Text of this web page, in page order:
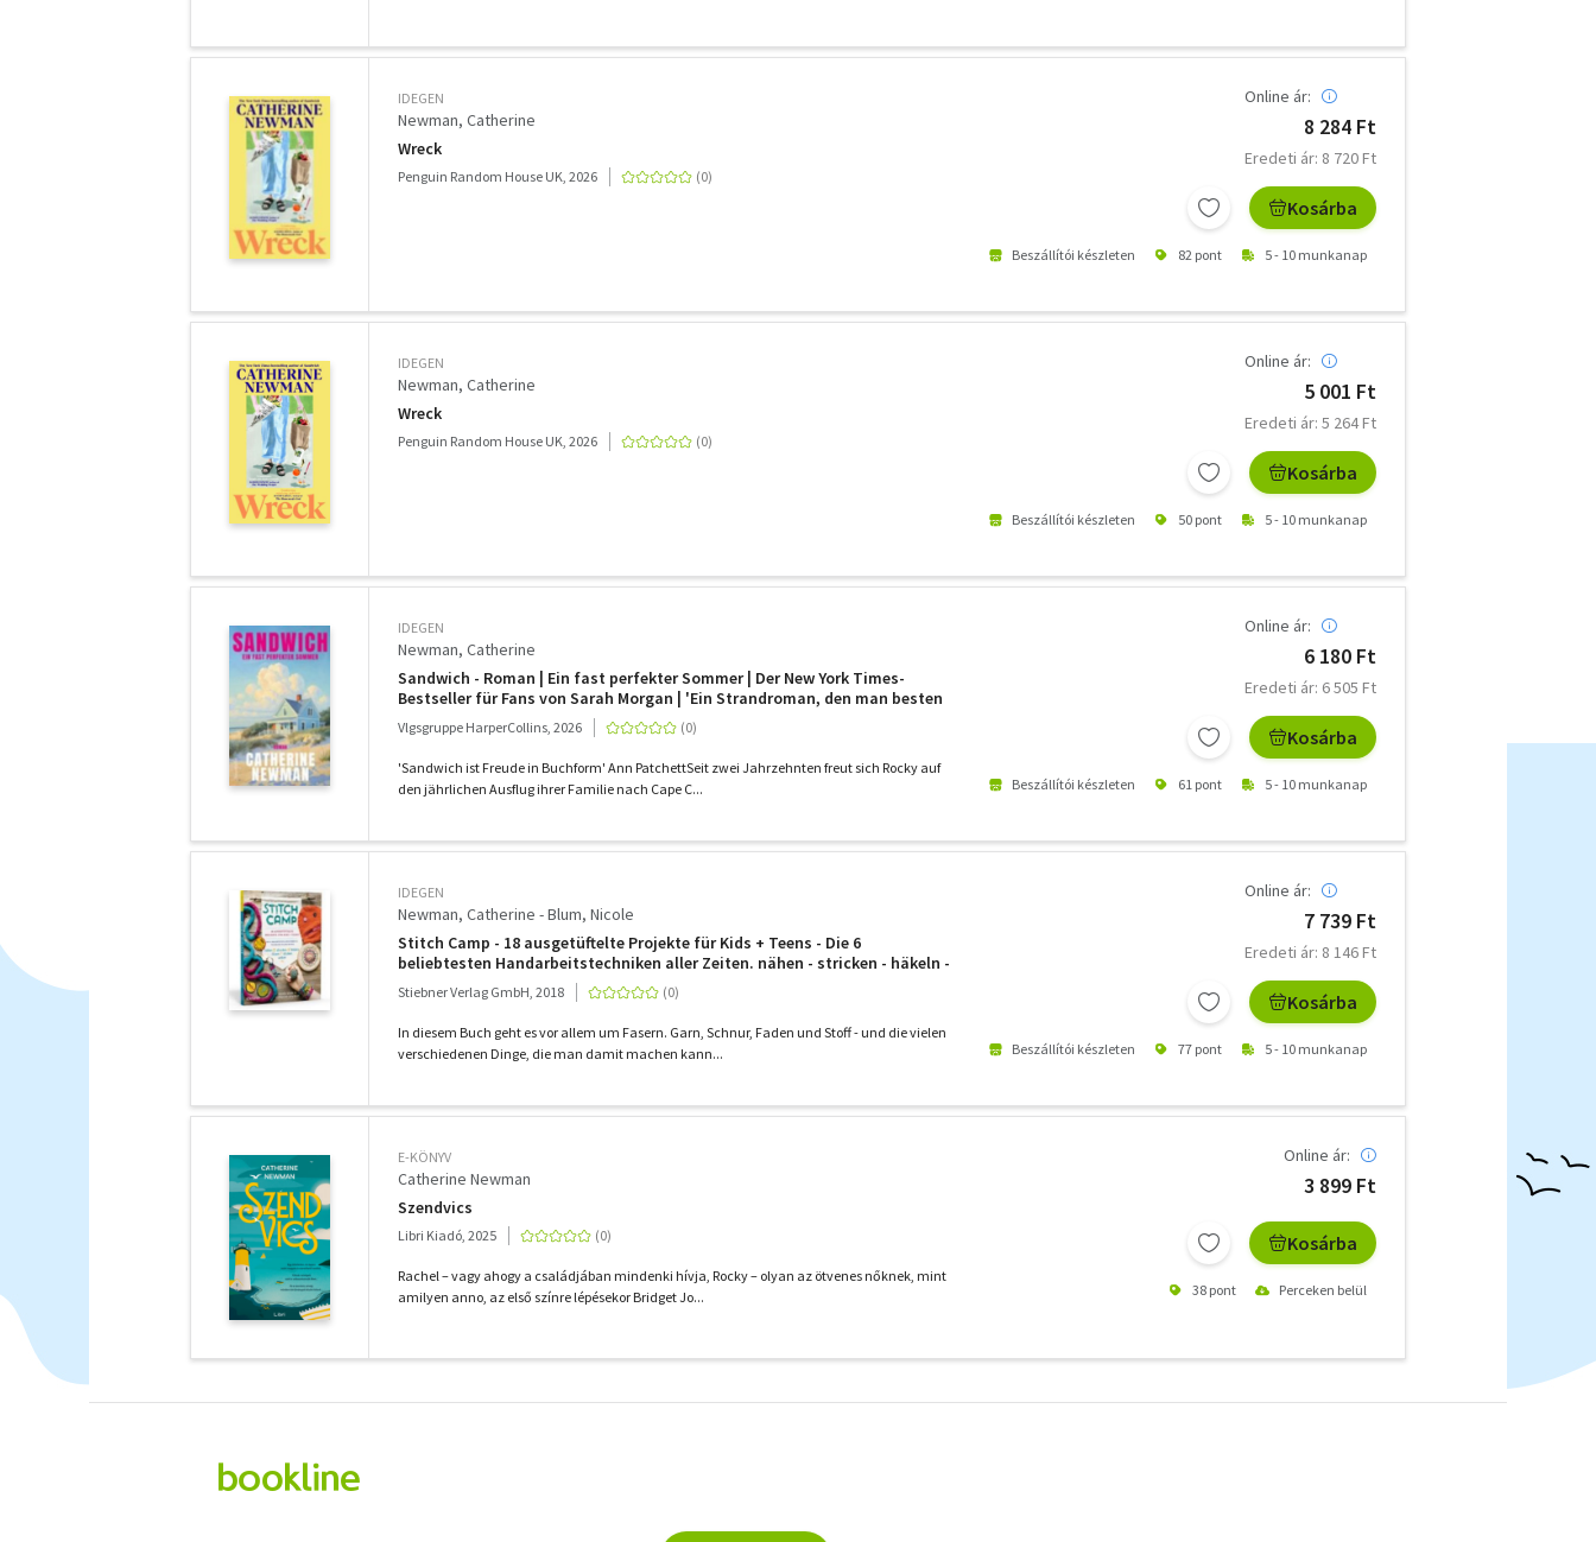
IDEGEN
Newman, Catherine
Wreck
Penguin Random House UK, 2026
Online ár:
8 284 Ft
Eredeti ár: 8 720 Ft
Kosárba
Beszállítói készleten 82 pont 5 - 10 munkanap
IDEGEN
Newman, Catherine
Wreck
Penguin Random House UK, 2026
Online ár:
5 001 Ft
Eredeti ár: 5 264 Ft
Kosárba
Beszállítói készleten 50 pont 5 - 10 munkanap
IDEGEN
Newman, Catherine
Sandwich - Roman | Ein fast perfekter Sommer | Der New York Times-
Bestseller für Fans von Sarah Morgan | 'Ein Strandroman, den man besten
Freundinnen weiterempfiehlt.' Oprah Daily
Vlgsgruppe HarperCollins, 2026
'Sandwich ist Freude in Buchform' Ann PatchettSeit zwei Jahrzehnten freut sich Rocky auf
den jährlichen Ausflug ihrer Familie nach Cape C...
Online ár:
6 180 Ft
Eredeti ár: 6 505 Ft
Kosárba
Beszállítói készleten 61 pont 5 - 10 munkanap
IDEGEN
Newman, Catherine - Blum, Nicole
Stitch Camp - 18 ausgetüftelte Projekte für Kids + Teens - Die 6
beliebtesten Handarbeitstechniken aller Zeiten. nähen - stricken - häkeln -
filzen - sticken - weben
Stiebner Verlag GmbH, 2018
In diesem Buch geht es vor allem um Fasern. Garn, Schnur, Faden und Stoff - und die vielen
verschiedenen Dinge, die man damit machen kann...
Online ár:
7 739 Ft
Eredeti ár: 8 146 Ft
Kosárba
Beszállítói készleten 77 pont 5 - 10 munkanap
E-KÖNYV
Catherine Newman
Szendvics
Libri Kiadó, 2025
Rachel – vagy ahogy a családjában mindenki hívja, Rocky – olyan az ötvenes nőknek, mint
amilyen anno, az első színre lépésekor Bridget Jo...
Online ár:
3 899 Ft
Kosárba
38 pont Perceken belül
szűrők